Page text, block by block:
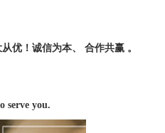
优！诚信为本、 合作共赢 。
serve you.